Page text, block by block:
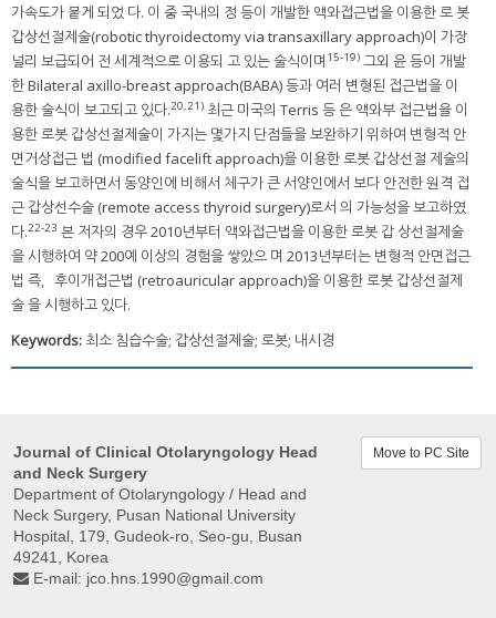
가속도가 붙게 되었 다. 이 중 국내의 정 등이 개발한 액와접근법을 이용한 로 봇
갑상선절제술(robotic thyroidectomy via transaxillary approach)이 가장
널리 보급되어 전 세계적으로 이용되 고 있는 술식이며 15-19) 그외 윤 등이 개발
한 Bilateral axillo-breast approach(BABA) 등과 여러 변형된 접근법을 이
용한 술식이 보고되고 있다.20,21) 최근 미국의 Terris 등 은 액와부 접근법을 이
용한 로봇 갑상선절제술이 가지는 몇가지 단점들을 보완하기 위하여 변형적 안
면거상접근 법 (modified facelift approach)을 이용한 로봇 갑상선절 제술의
술식을 보고하면서 동양인에 비해서 체구가 큰 서양인에서 보다 안전한 원격 접
근 갑상선수술 (remote access thyroid surgery)로서 의 가능성을 보고하였
다.22-23 본 저자의 경우 2010년부터 액와접근법을 이용한 로봇 갑 상선절제술
을 시행하여 약 200예 이상의 경험을 쌓았으 며 2013년부터는 변형적 안면접근
법 즉，후이개접근법 (retroauricular approach)을 이용한 로봇 갑상선절제
술 을 시행하고 있다.
Keywords: 최소 침습수술; 갑상선절제술; 로봇; 내시경
Journal of Clinical Otolaryngology Head
and Neck Surgery
Department of Otolaryngology / Head and
Neck Surgery, Pusan ​​National University
Hospital, 179, Gudeok-ro, Seo-gu, Busan
49241, Korea
E-mail: jco.hns.1990@gmail.com
Move to PC Site